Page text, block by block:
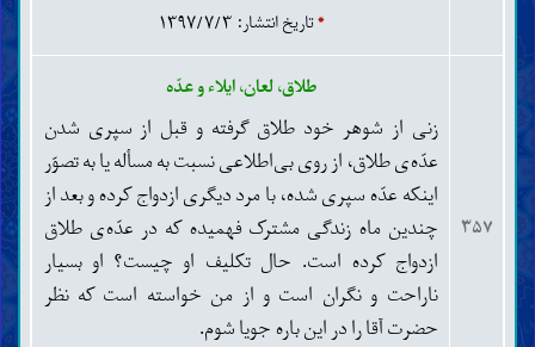
*تاریخ انتشار: ۱۳۹۷/۷/۳
۳۵۷
طلاق، لعان، ایلاء و عدّه
زنی از شوهر خود طلاق گرفته و قبل از سپری شدن
عدّه‌ی طلاق، از روی بی‌اطلاعی نسبت به مسأله یا به تصوّر
اینکه عدّه سپری شده، با مرد دیگری ازدواج کرده و بعد از
چندین ماه زندگی مشترک فهمیده که در عدّه‌ی طلاق
ازدواج کرده است. حال تکلیف او چیست؟ او بسیار
ناراحت و نگران است و از من خواسته است که نظر
حضرت آقا را در این باره جویا شوم.